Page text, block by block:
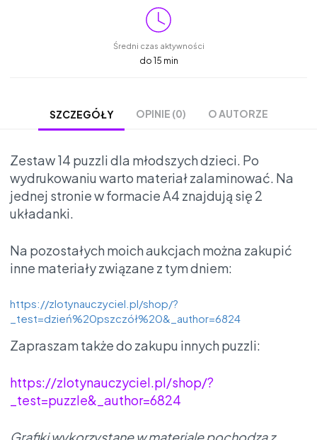
Średni czas aktywności
do 15 min
SZCZEGÓŁY OPINIE (0) O AUTORZE
Zestaw 14 puzzli dla młodszych dzieci. Po
wydrukowaniu warto materiał zalaminować. Na
jednej stronie w formacie A4 znajdują się 2
układanki.
Na pozostałych moich aukcjach można zakupić
inne materiały związane z tym dniem:
https://zlotynauczyciel.pl/shop/?
_test=dzień%20pszczół%20&_author=6824
Zapraszam także do zakupu innych puzzli:
https://zlotynauczyciel.pl/shop/?
_test=puzzle&_author=6824